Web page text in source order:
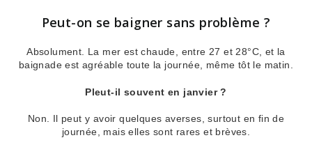
Peut-on se baigner sans problème ?
Absolument. La mer est chaude, entre 27 et 28°C, et la
baignade est agréable toute la journée, même tôt le matin.
Pleut-il souvent en janvier ?
Non. Il peut y avoir quelques averses, surtout en fin de
journée, mais elles sont rares et brèves.